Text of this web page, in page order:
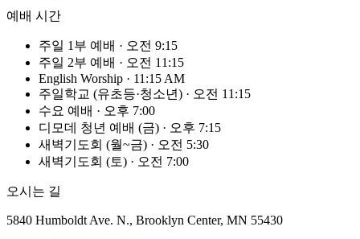
예배 시간
주일 1부 예배 · 오전 9:15
주일 2부 예배 · 오전 11:15
English Worship · 11:15 AM
주일학교 (유초등·청소년) · 오전 11:15
수요 예배 · 오후 7:00
디모데 청년 예배 (금) · 오후 7:15
새벽기도회 (월~금) · 오전 5:30
새벽기도회 (토) · 오전 7:00
오시는 길
5840 Humboldt Ave. N., Brooklyn Center, MN 55430